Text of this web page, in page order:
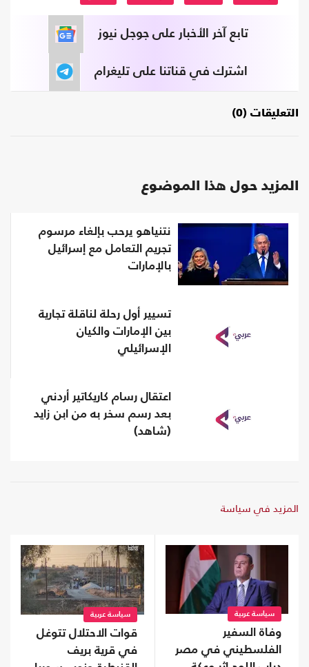
تابع آخر الأخبار على جوجل نيوز
اشترك في قناتنا على تليغرام
التعليقات (0)
المزيد حول هذا الموضوع
نتنياهو يرحب بإلغاء مرسوم
تجريم التعامل مع إسرائيل
بالإمارات
تسيير أول رحلة لناقلة تجارية
بين الإمارات والكيان
الإسرائيلي
اعتقال رسام كاريكاتير أردني
بعد رسم سخر به من ابن زايد
(شاهد)
المزيد في سياسة
سياسة عربية
وفاة السفير
الفلسطيني في مصر
سياسة عربية
قوات الاحتلال تتوغل
في قرية بريف